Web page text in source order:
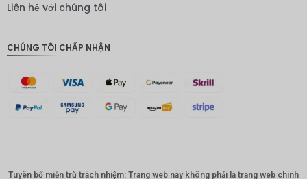
CHF
CAD
Nhân
Liên hệ với chúng tôi
CHÚNG TÔI CHẤP NHẬN
Tuyên bố miễn trừ trách nhiệm: Trang web này không phải là trang web chính